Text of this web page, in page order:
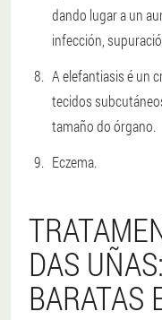
dando lugar a un
infección,
A elefantiasis é un
tecidos
tamaño do órgano.
Eczema.
DAS
BARATAS